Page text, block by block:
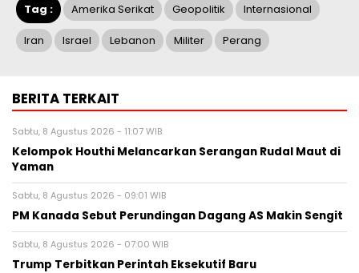
Tag : Amerika Serikat Geopolitik Internasional
Iran Israel Lebanon Militer Perang
BERITA TERKAIT
Sabtu, 8 Agustus 2026 - 11:07 WIB
Kelompok Houthi Melancarkan Serangan Rudal Maut di
Yaman
Sabtu, 8 Agustus 2026 - 09:01 WIB
PM Kanada Sebut Perundingan Dagang AS Makin Sengit
Sabtu, 8 Agustus 2026 - 07:00 WIB
Trump Terbitkan Perintah Eksekutif Baru